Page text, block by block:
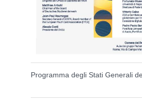
Programma degli Stati Generali